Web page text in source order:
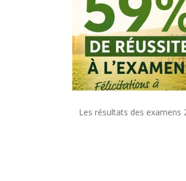
Les résultats des examens